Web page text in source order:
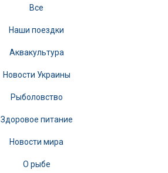
Все
Наши поездки
Аквакультура
Новости Украины
Рыболовство
Здоровое питание
Новости мира
О рыбе